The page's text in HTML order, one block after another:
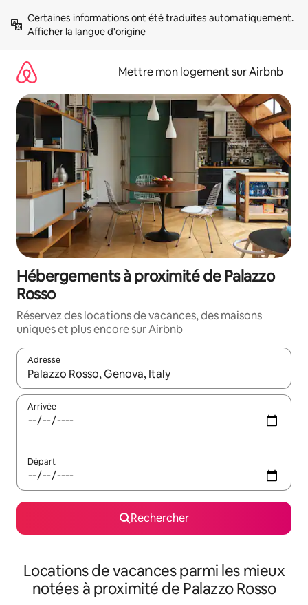
directement
Afficher la langue d'origine
Mettre mon logement sur Airbnb
Hébergements à proximité de Palazzo
Rosso
Réservez des locations de vacances, des maisons
uniques et plus encore sur Airbnb
Adresse
Lorsque les résultats s'affichent, utilisez les flèches vers le
Arrivée
Départ
Rechercher
Locations de vacances parmi les mieux
notées à proximité de Palazzo Rosso